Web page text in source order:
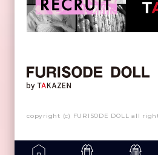
copyright (c) FURISODE DOLL all